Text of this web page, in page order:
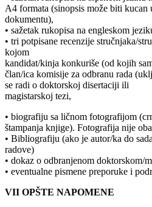
A4 formata (sinopsis može biti kucan
dokumentu),
• sažetak rukopisa na engleskom
• tri potpisane recenzije stručnjaka/
kojom
kandidat/kinja konkuriše (od kojih
član/ica komisije za odbranu rada
se radi o doktorskoj disertaciji ili
magistarskoj tezi,
• biografiju sa ličnom fotografijom
štampanja knjige). Fotografija nije
• Bibliografiju (ako je autor/ka do
radove)
• dokaz o odbranjenom doktorskom/
• eventualne pismene preporuke i
VII OPŠTE NAPOMENE